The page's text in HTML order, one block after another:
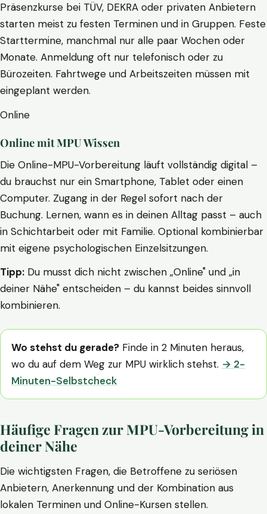
Präsenzkurse bei TÜV, DEKRA oder privaten Anbietern
starten meist zu festen Terminen und in Gruppen. Feste
Starttermine, manchmal nur alle paar Wochen oder
Monate. Anmeldung oft nur telefonisch oder zu
Bürozeiten. Fahrtwege und Arbeitszeiten müssen mit
eingeplant werden.
Online
Online mit MPU Wissen
Die Online-MPU-Vorbereitung läuft vollständig digital –
du brauchst nur ein Smartphone, Tablet oder einen
Computer. Zugang in der Regel sofort nach der
Buchung. Lernen, wann es in deinen Alltag passt – auch
in Schichtarbeit oder mit Familie. Optional kombinierbar
mit eigene psychologischen Einzelsitzungen.
Tipp: Du musst dich nicht zwischen „Online" und „in
deiner Nähe" entscheiden – du kannst beides sinnvoll
kombinieren.
Wo stehst du gerade? Finde in 2 Minuten heraus,
wo du auf dem Weg zur MPU wirklich stehst. → 2-
Minuten-Selbstcheck
Häufige Fragen zur MPU-Vorbereitung in
deiner Nähe
Die wichtigsten Fragen, die Betroffene zu seriösen
Anbietern, Anerkennung und der Kombination aus
lokalen Terminen und Online-Kursen stellen.